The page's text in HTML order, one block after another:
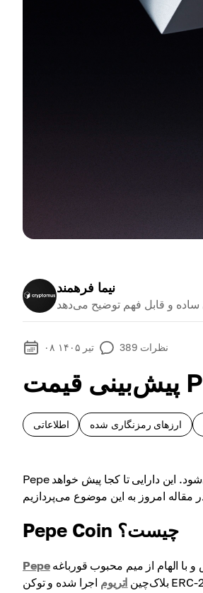
نیما فرهمند
۰۸ تیر ۱۴۰۵ 389 نظرات
اطلاعاتی ارزهای رمزنگاری شده
Pepe یک میم کوین است که به دلیل نوسانات بالا و حجم معاملات زیاد، گزینه محبوبی برای ترید محسوب می‌شود. این دارایی تا کجا پیش خواهد
Pepe Coin چیست؟
Pepeیک میم کوین است که در سال ۲۰۲۳ توسط تیمی ناشناس و با الهام از میم محبوب قورباغه Pepe ساخته شده است. این کوین روی
بلاک‌چین اتریوم